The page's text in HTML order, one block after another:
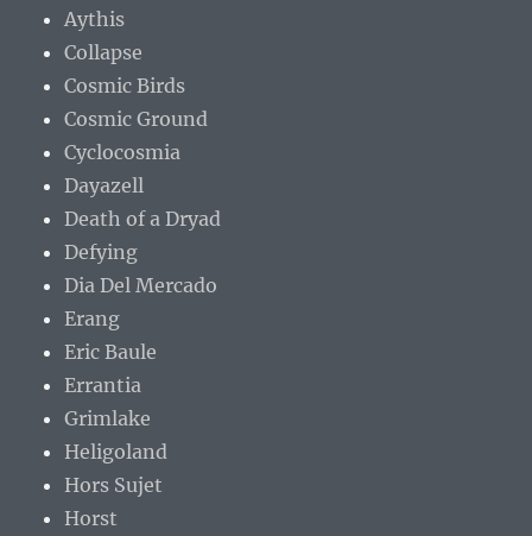
Aythis
Collapse
Cosmic Birds
Cosmic Ground
Cyclocosmia
Dayazell
Death of a Dryad
Defying
Dia Del Mercado
Erang
Eric Baule
Errantia
Grimlake
Heligoland
Hors Sujet
Horst